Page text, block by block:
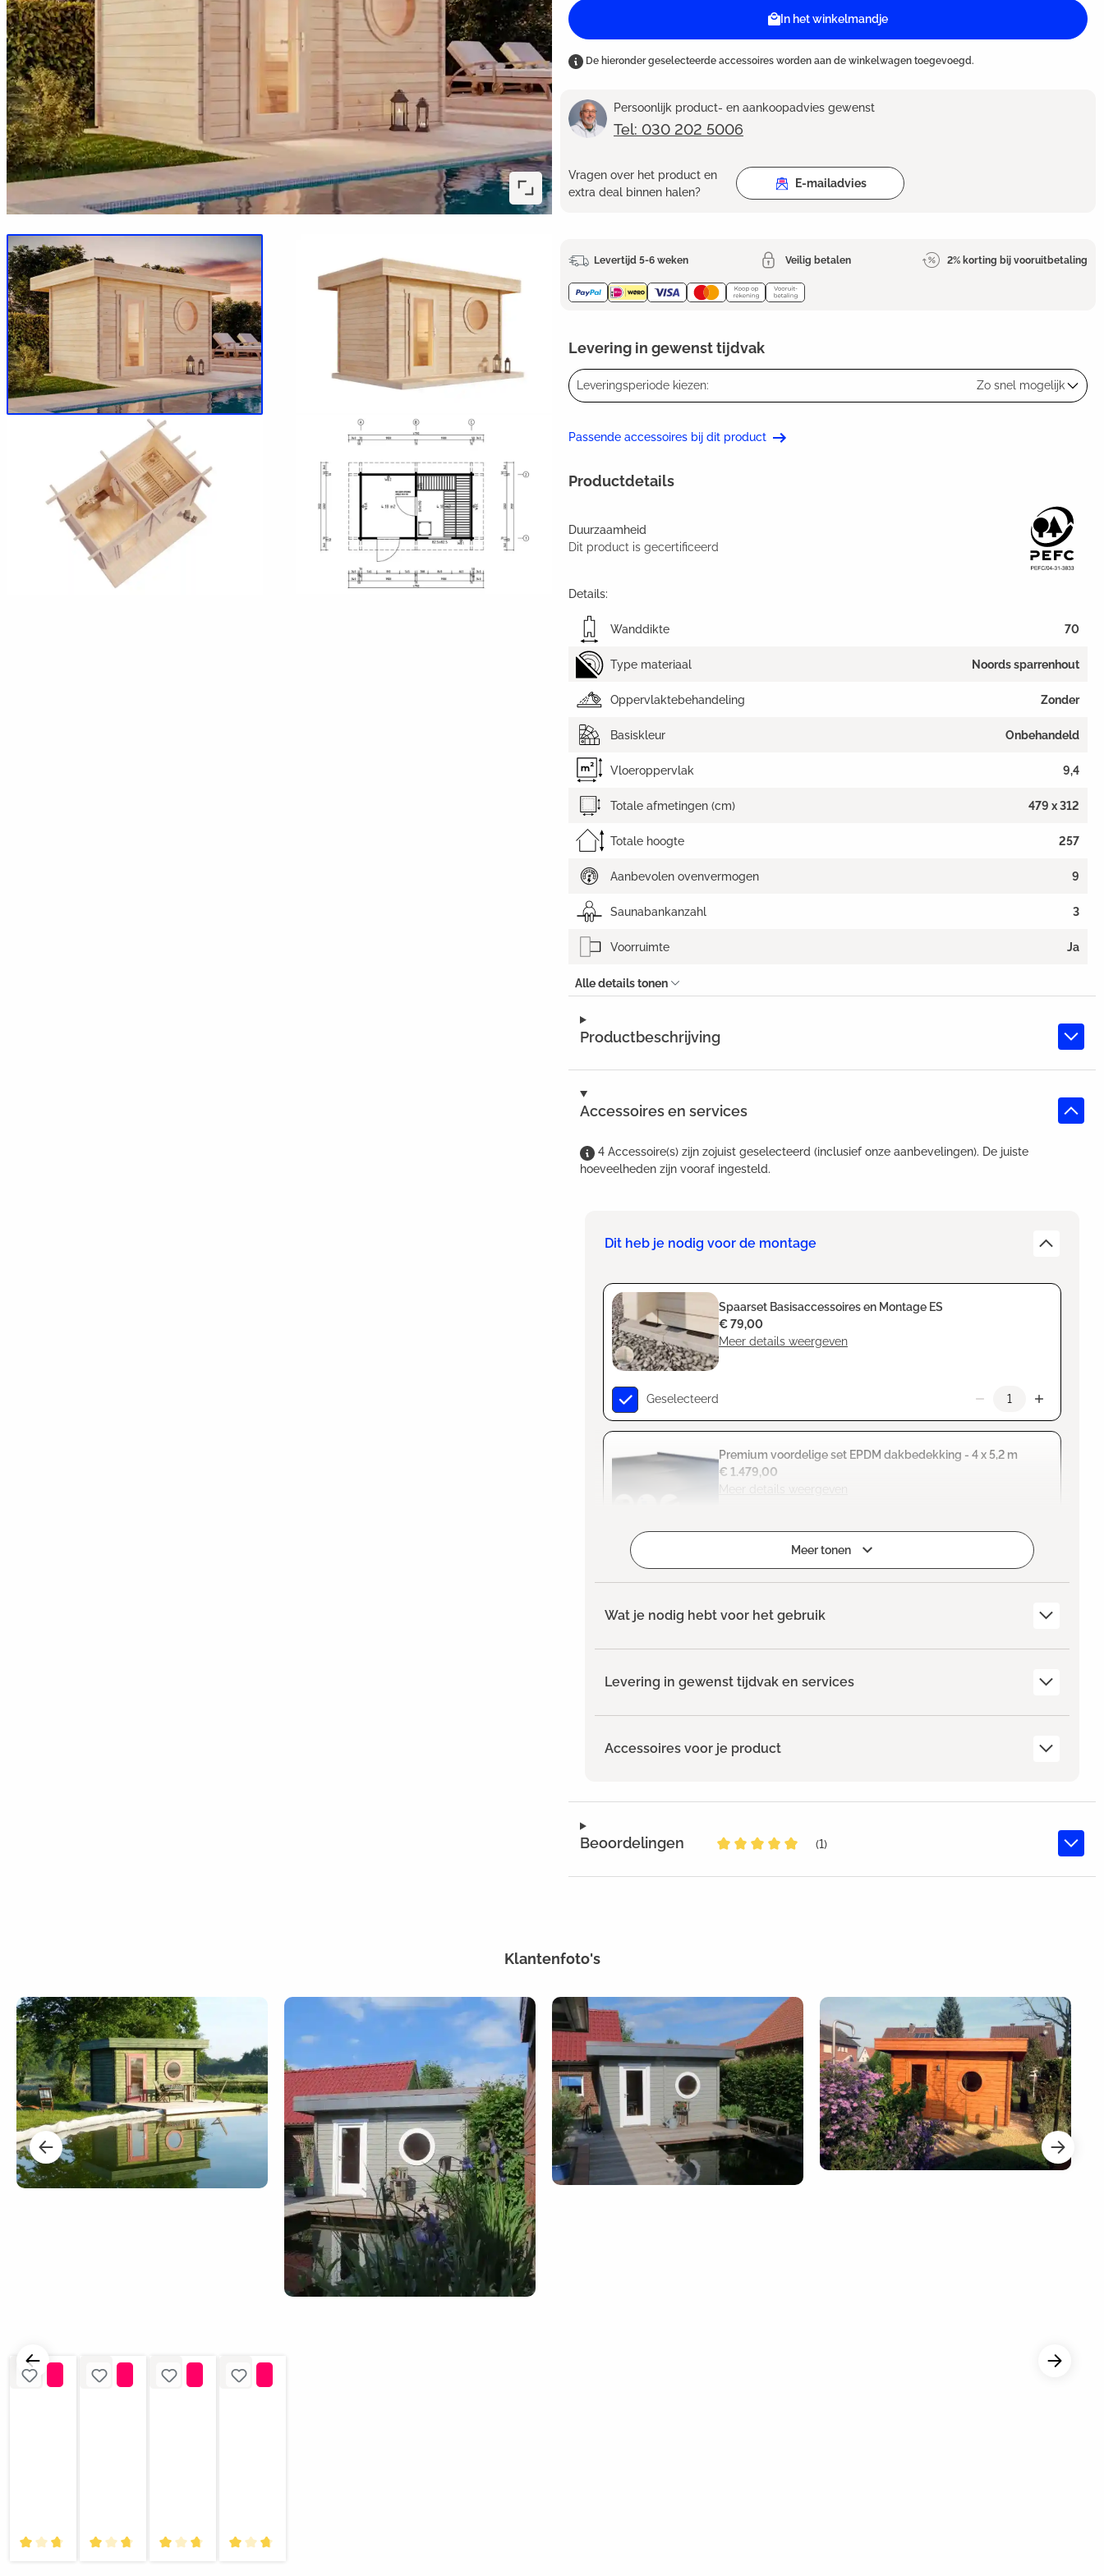
In het winkelmandje
De hieronder geselecteerde accessoires worden aan de winkelwagen toegevoegd.
Persoonlijk product- en aankoopadvies gewenst
Tel: 030 202 5006
Vragen over het product en
extra deal binnen halen?
E-mailadvies
Levertijd 5-6 weken Veilig betalen 2% korting bij vooruitbetaling
Levering in gewenst tijdvak
Leveringsperiode kiezen: Zo snel mogelijk
Passende accessoires bij dit product
Productbeschrijving
Accessoires en services
4 Accessoire(s) zijn zojuist geselecteerd (inclusief onze aanbevelingen). De juiste
hoeveelheden zijn vooraf ingesteld.
Dit heb je nodig voor de montage
Spaarset Basisaccessoires en Montage ES
Meer details weergeven
€ 79,00
Geselecteerd
Premium voordelige set EPDM dakbedekking - 4 x 5,2 m
Meer details weergeven
€ 1.479,00
Meer tonen
Wat je nodig hebt voor het gebruik
Levering in gewenst tijdvak en services
Accessoires voor je product
Beoordelingen
(1)
Productdetails
Duurzaamheid
Dit product is gecertificeerd
Details:
Wanddikte 70
Type materiaal Noords sparrenhout
Oppervlaktebehandeling Zonder
Basiskleur Onbehandeld
Vloeroppervlak 9,4
Totale afmetingen (cm) 479 x 312
Totale hoogte 257
Aanbevolen ovenvermogen 9
Saunabankanzahl 3
Voorruimte Ja
Alle details tonen
Klantenfoto's